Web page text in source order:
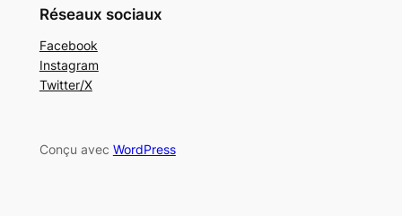
Réseaux sociaux
Facebook
Instagram
Twitter/X
Conçu avec WordPress